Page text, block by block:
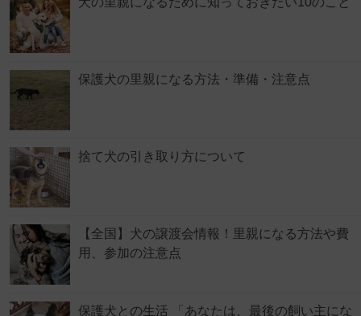
保護犬の里親になる方法・準備・注意点
捨て犬の引き取り方について
【全国】犬の譲渡会情報！里親になる方法や費
用、参加の注意点
保護犬との生活 「あなたは、最後の飼い主にな